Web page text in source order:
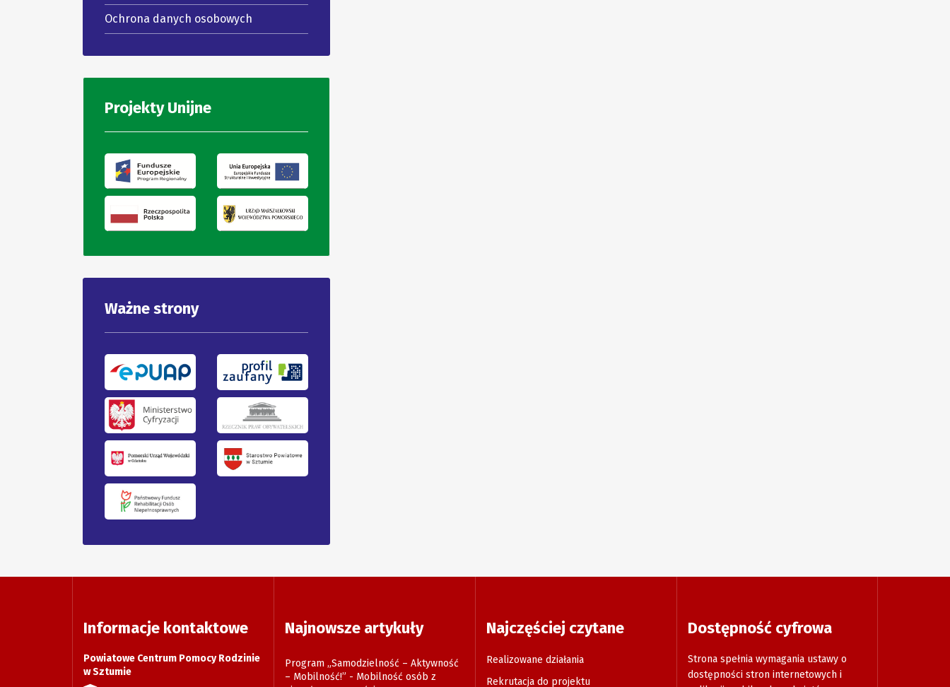
Ochrona danych osobowych
Projekty Unijne
Ważne strony
Informacje kontaktowe
Powiatowe Centrum Pomocy Rodzinie
w Sztumie
Najnowsze artykuły
Program „Samodzielność – Aktywność
– Mobilność!” - Mobilność osób z
Najczęściej czytane
Realizowane działania
Rekrutacja do projektu
Dostępność cyfrowa
Strona spełnia wymagania ustawy o
dostępności stron internetowych i